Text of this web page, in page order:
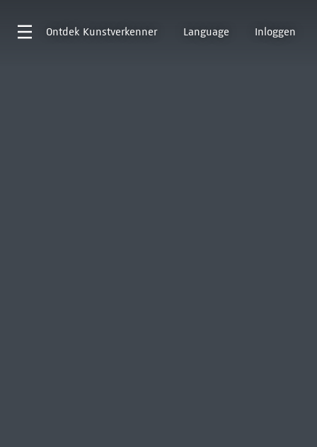
Ontdek Kunstverkenner Language Inloggen